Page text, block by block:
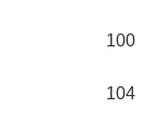
100
104